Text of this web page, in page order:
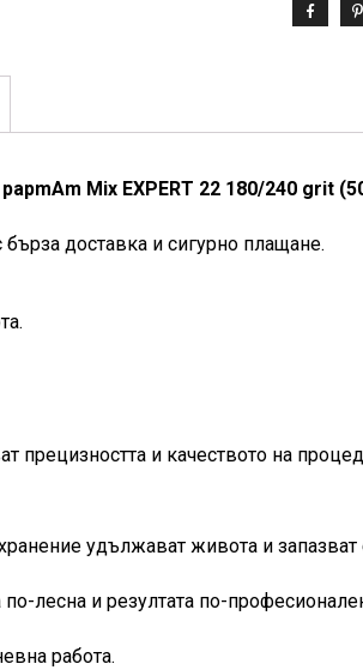
Mix EXPERT 22 180/240 grit
доставка и сигурно плащане.
прецизността и качеството на
удължават живота и запазват
лесна и резултата по-
работа.